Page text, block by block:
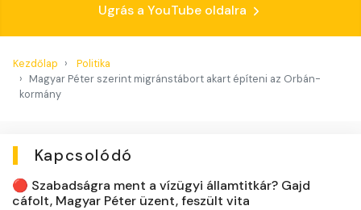
Ugrás a YouTube oldalra
Kezdőlap
Politika
Magyar Péter szerint migránstábort akart építeni az Orbán-
kormány
Kapcsolódó
🔴 Szabadságra ment a vízügyi államtitkár? Gajd
cáfolt, Magyar Péter üzent, feszült vita